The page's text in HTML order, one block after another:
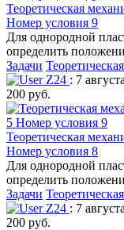
Теоретическая
Номер условия 9
Для однородной
определить
Задачи
Z24 : 7
200 руб.
Теоретическая
Номер условия 8
Для однородной
определить
Задачи
Z24 : 7
200 руб.